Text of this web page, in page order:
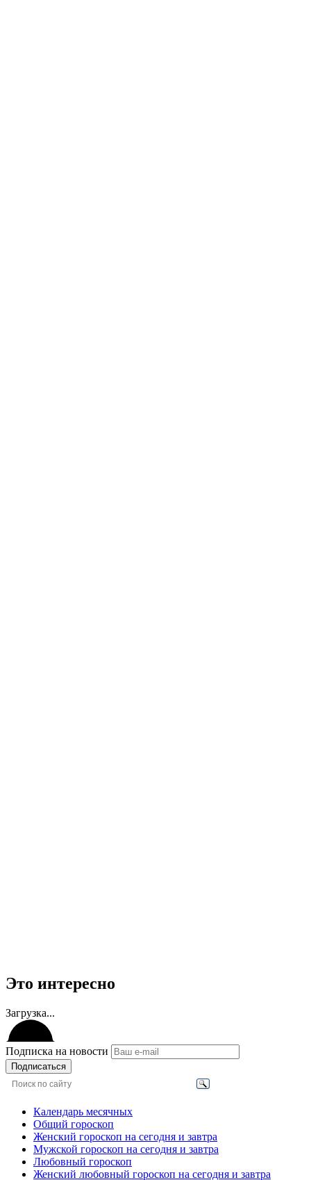
Это интересно
Загрузка...
Подписка на новости
Подписаться
Календарь месячных
Общий гороскоп
Женский гороскоп на сегодня и завтра
Мужской гороскоп на сегодня и завтра
Любовный гороскоп
Женский любовный гороскоп на сегодня и завтра